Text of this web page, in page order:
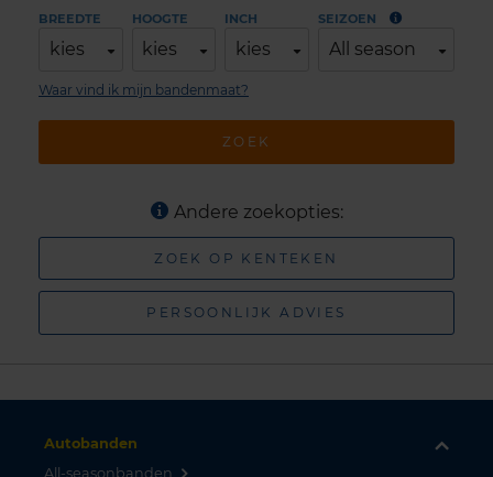
BREEDTE
kies
HOOGTE
kies
INCH
kies
SEIZOEN
All season
ZOEK
Waar vind ik mijn bandenmaat?
Andere zoekopties:
ZOEK OP KENTEKEN
PERSOONLIJK ADVIES
Autobanden
All-seasonbanden